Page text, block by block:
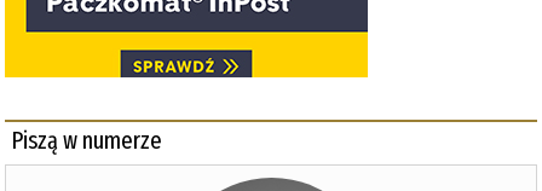
Piszą w numerze